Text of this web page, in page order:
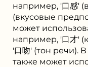
например, '口感'
(вкусовые
может
например, '口才'
'口吻' (тон речи).
также может